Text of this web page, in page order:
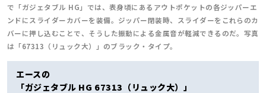
で「ガジェタブル HG」では、表身頃にあるアウトポケットの各ジッパーエ
ンドにスライダーカバーを装備。ジッパー閉装時、スライダーをこれらのカ
バーに押し込むことで、そうした振動による金属音が軽減できるのだ。写真
は「67313（リュック大）」のブラック・タイプ。
エースの
「ガジェタブル HG 67313（リュック大）」